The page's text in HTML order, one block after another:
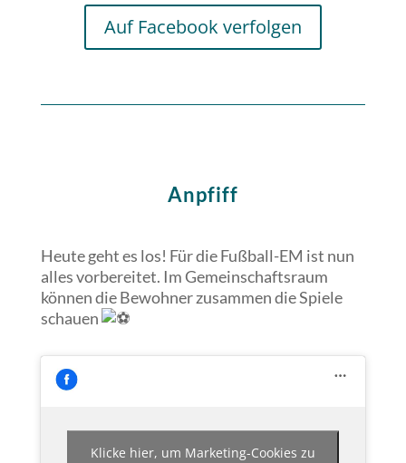
Auf Facebook verfolgen
Anpfiff
Heute geht es los! Für die Fußball-EM ist nun
alles vorbereitet. Im Gemeinschaftsraum
können die Bewohner zusammen die Spiele
schauen
Klicke hier, um Marketing-Cookies zu